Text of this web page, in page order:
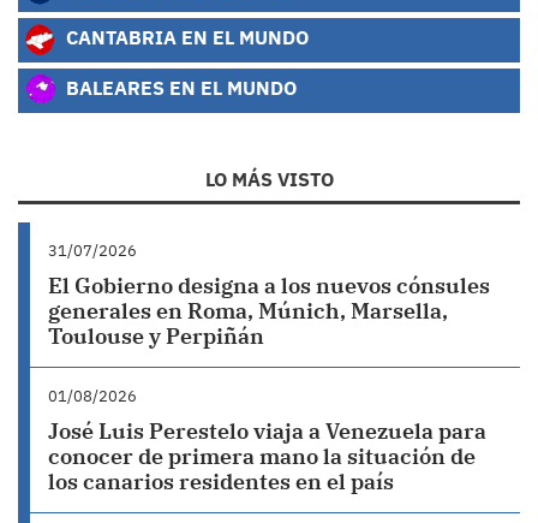
CANTABRIA EN EL MUNDO
BALEARES EN EL MUNDO
LO MÁS VISTO
31/07/2026
El Gobierno designa a los nuevos cónsules
generales en Roma, Múnich, Marsella,
Toulouse y Perpiñán
01/08/2026
José Luis Perestelo viaja a Venezuela para
conocer de primera mano la situación de
los canarios residentes en el país